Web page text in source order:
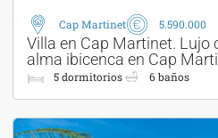
Cap Martinet 5.590.000
Villa en Cap Martinet. Lujo
alma ibicenca en Cap
5 dormitorios 6 baños